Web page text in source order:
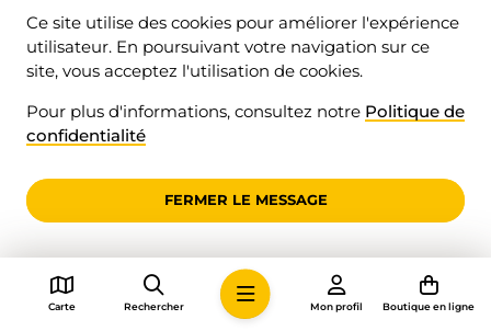
Ce site utilise des cookies pour améliorer l'expérience
utilisateur. En poursuivant votre navigation sur ce
site, vous acceptez l'utilisation de cookies.
Pour plus d'informations, consultez notre Politique de
confidentialité
FERMER LE MESSAGE
Carte Rechercher Mon profil Boutique en ligne